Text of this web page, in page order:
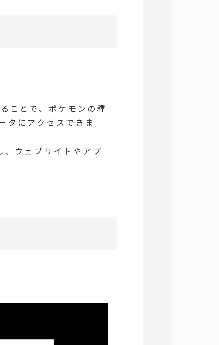
ことで、ポケモンの種
タにアクセスできま
ウェブサイトやアプ